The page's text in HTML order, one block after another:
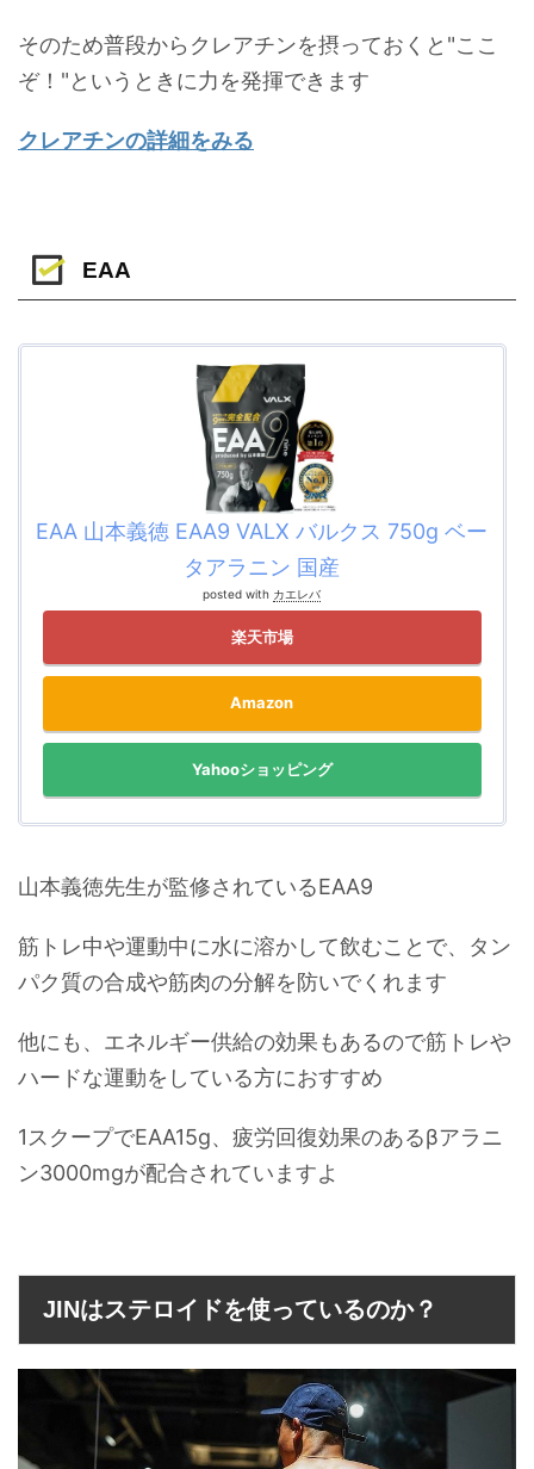
そのため普段からクレアチンを摂っておくと"ここ
ぞ！"というときに力を発揮できます
クレアチンの詳細をみる
EAA
EAA 山本義徳 EAA9 VALX バルクス 750g ベー
タアラニン 国産
posted with カエレバ
楽天市場
Amazon
Yahooショッピング
山本義徳先生が監修されているEAA9
筋トレ中や運動中に水に溶かして飲むことで、タン
パク質の合成や筋肉の分解を防いでくれます
他にも、エネルギー供給の効果もあるので筋トレや
ハードな運動をしている方におすすめ
1スクープでEAA15g、疲労回復効果のあるβアラニ
ン3000mgが配合されていますよ
JINはステロイドを使っているのか？